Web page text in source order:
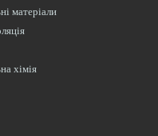
матеріали
хімія